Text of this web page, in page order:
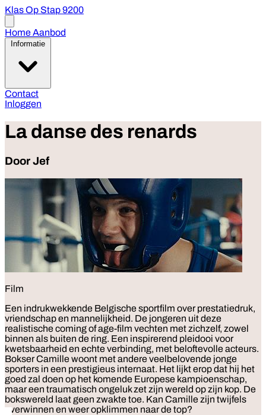
Klas Op Stap 9200
menu
HomeAanbod
Informatie
Contact
Inloggen
La danse des renards
Door Jef
Film
Een indrukwekkende Belgische sportfilm over prestatiedruk,
vriendschap en mannelijkheid. De jongeren uit deze
realistische coming of age-film vechten met zichzelf, zowel
binnen als buiten de ring. Een inspirerend pleidooi voor
kwetsbaarheid en echte verbinding, met beloftevolle acteurs.
Bokser Camille woont met andere veelbelovende jonge
sporters in een prestigieus internaat. Het lijkt erop dat hij het
goed zal doen op het komende Europese kampioenschap,
maar een traumatisch ongeluk zet zijn wereld op zijn kop. De
bokswereld laat geen zwakte toe. Kan Camille zijn twijfels
overwinnen en weer opklimmen naar de top?